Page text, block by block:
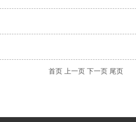
首页 上一页 下一页 尾页